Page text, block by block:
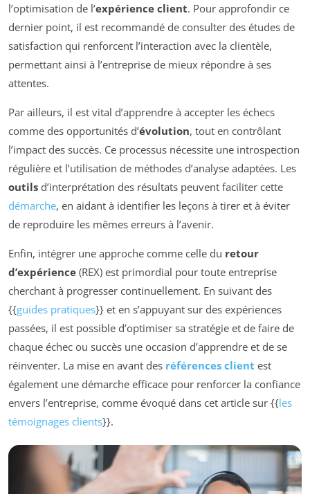
l’optimisation de l’expérience client. Pour approfondir ce
dernier point, il est recommandé de consulter des études de
satisfaction qui renforcent l’interaction avec la clientèle,
permettant ainsi à l’entreprise de mieux répondre à ses
attentes.
Par ailleurs, il est vital d’apprendre à accepter les échecs
comme des opportunités d’évolution, tout en contrôlant
l’impact des succès. Ce processus nécessite une introspection
régulière et l’utilisation de méthodes d’analyse adaptées. Les
outils d’interprétation des résultats peuvent faciliter cette
démarche, en aidant à identifier les leçons à tirer et à éviter
de reproduire les mêmes erreurs à l’avenir.
Enfin, intégrer une approche comme celle du retour
d’expérience (REX) est primordial pour toute entreprise
cherchant à progresser continuellement. En suivant des
{{guides pratiques}} et en s’appuyant sur des expériences
passées, il est possible d’optimiser sa stratégie et de faire de
chaque échec ou succès une occasion d’apprendre et de se
réinventer. La mise en avant des références client est
également une démarche efficace pour renforcer la confiance
envers l’entreprise, comme évoqué dans cet article sur {{les
témoignages clients}}.